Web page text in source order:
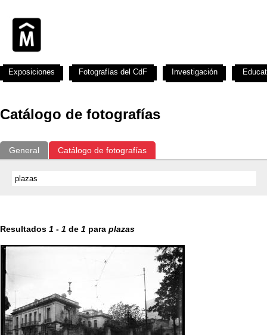
Catálogo de fotografías
General Catálogo de fotografías
Resultados 1 - 1 de 1 para plazas
Exposiciones Fotografías del CdF Investigación